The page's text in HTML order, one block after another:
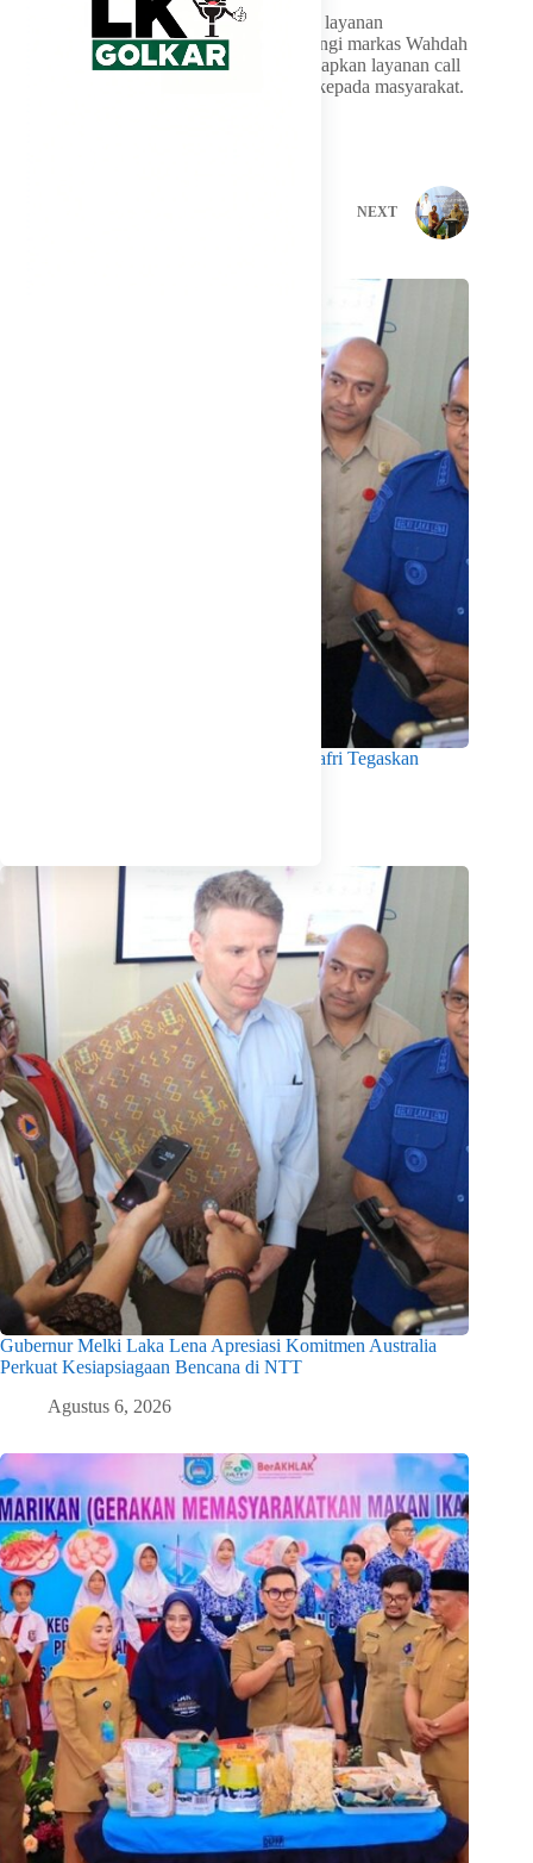
Ke depan, masyarakat yang membutuhkan layanan
penyelenggaraan jenazah dapat menghubungi markas Wahdah
Islamiyah. Pihaknya juga berencana menyiapkan layanan call
center guna memperkuat pelayanan sosial kepada masyarakat.
NEXT
Menko Pangan Tinjau KNMP Untia, Munafri Tegaskan
Gubernur Melki Laka Lena Apresiasi Komitmen Australia
Perkuat Kesiapsiagaan Bencana di NTT
Agustus 6, 2026